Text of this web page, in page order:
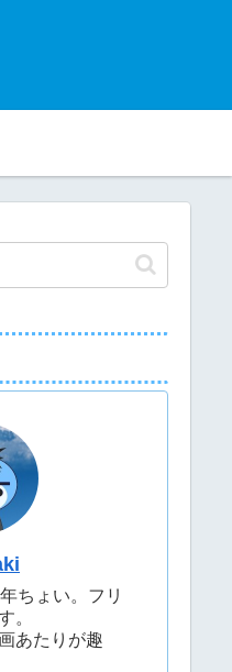
ちょい。フリ
。
あたりが趣